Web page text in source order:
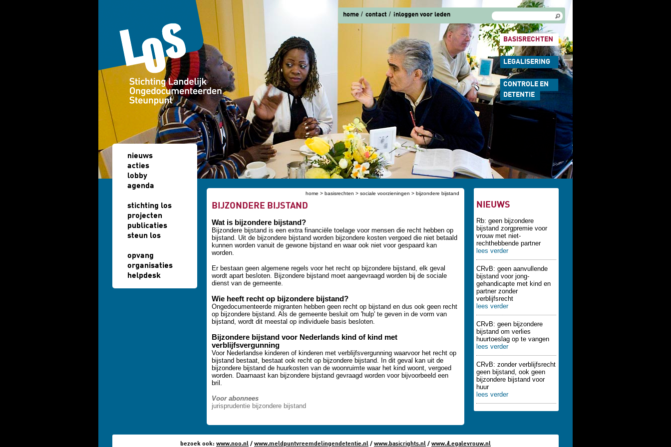
Zoekveld
Zoeken
home contact inloggen voor leden
BASISRECHTEN
LEGALISERING
CONTROLE EN
DETENTIE
nieuws
acties
lobby
agenda
stichting los
projecten
publicaties
steun los
opvang
organisaties
helpdesk
home > basisrechten > sociale voorzieningen > bijzondere bijstand
BIJZONDERE BIJSTAND
Wat is bijzondere bijstand?
Bijzondere bijstand is een extra financiële toelage voor mensen die recht hebben op
bijstand. Uit de bijzondere bijstand worden bijzondere kosten vergoed die niet betaald
kunnen worden vanuit de gewone bijstand en waar ook niet voor gespaard kan
worden.
Er bestaan geen algemene regels voor het recht op bijzondere bijstand, elk geval
wordt apart besloten. Bijzondere bijstand moet aangevraagd worden bij de sociale
dienst van de gemeente.
Wie heeft recht op bijzondere bijstand?
Ongedocumenteerde migranten hebben geen recht op bijstand en dus ook geen recht
op bijzondere bijstand. Als de gemeente besluit om 'hulp' te geven in de vorm van
bijstand, wordt dit meestal op individuele basis besloten.
Bijzondere bijstand voor Nederlands kind of kind met
verblijfsvergunning
Voor Nederlandse kinderen of kinderen met verblijfsvergunning waarvoor het recht op
bijstand bestaat, bestaat ook recht op bijzondere bijstand. In dit geval kan uit de
bijzondere bijstand de huurkosten van de woonruimte waar het kind woont, vergoed
worden. Daarnaast kan bijzondere bijstand gevraagd worden voor bijvoorbeeld een
bril.
Voor abonnees
jurisprudentie bijzondere bijstand
NIEUWS
Rb: geen bijzondere
bijstand zorgpremie voor
vrouw met niet-
rechthebbende partner
lees verder
CRvB: geen aanvullende
bijstand voor jong-
gehandicapte met kind en
partner zonder
verblijfsrecht
lees verder
CRvB: geen bijzondere
bijstand om verlies
huurtoeslag op te vangen
lees verder
CRvB: zonder verblijfsrecht
geen bijstand, ook geen
bijzondere bijstand voor
huur
lees verder
bezoek ook: www.noo.nl / www.meldpuntvreemdelingendetentie.nl / www.basicrights.nl / www.iLegalevrouw.nl